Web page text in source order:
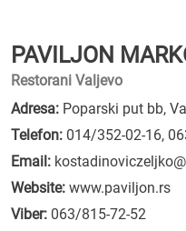
PAVILJON
Restorani Valjevo
Adresa: Poparski put bb,
Telefon: 014/352-02-16,
Email:
Website: www.paviljon.rs
Viber: 063/815-72-52